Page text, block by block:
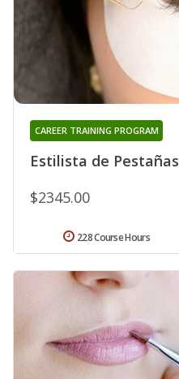
Estilista de Pestañas
CAREER TRAINING PROGRAM
$2345.00
228 Course Hours